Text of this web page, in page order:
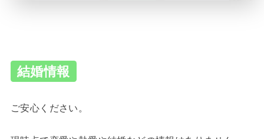
結婚情報
ご安心ください。